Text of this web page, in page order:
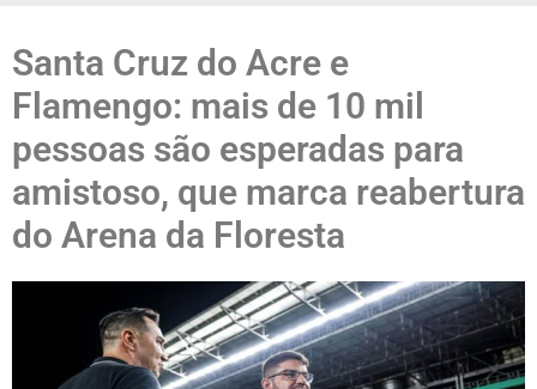
Santa Cruz do Acre e
Flamengo: mais de 10 mil
pessoas são esperadas para
amistoso, que marca reabertura
do Arena da Floresta